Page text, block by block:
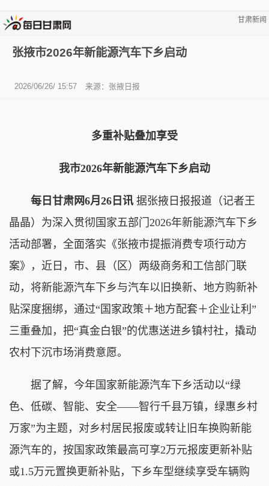
甘肃新闻
张掖市2026年新能源汽车下乡启动
2026/06/26/ 15:57 来源： 张掖日报
多重补贴叠加享受
我市2026年新能源汽车下乡启动
每日甘肃网6月26日讯 据张掖日报报道（记者王
晶晶）为深入贯彻国家五部门2026年新能源汽车下乡
活动部署，全面落实《张掖市提振消费专项行动方
案》，近日，市、县（区）两级商务和工信部门联
动，将新能源汽车下乡与汽车以旧换新、地方购新补
贴深度捆绑，通过“国家政策＋地方配套＋企业让利”
三重叠加，把“真金白银”的优惠送进乡镇村社，撬动
农村下沉市场消费意愿。
据了解，今年国家新能源汽车下乡活动以“绿
色、低碳、智能、安全——智行千县万镇，绿惠乡村
万家”为主题，对乡村居民报废或转让旧车换购新能
源汽车的，按国家政策最高可享2万元报废更新补贴
或1.5万元置换更新补贴，下乡车型继续享受车辆购